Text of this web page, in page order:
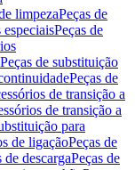
limpezaPeças de
especiaisPeças de
Peças de substituição
Peças de
de transição a
de transição a
para
de ligaçãoPeças de
de descargaPeças de